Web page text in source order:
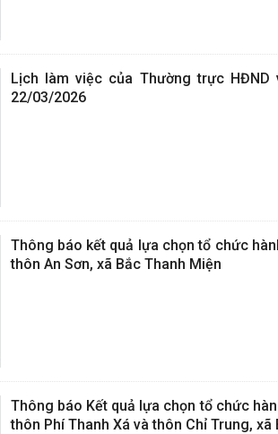
Lịch làm việc của Thường trực
22/03/2026
Thông báo kết quả lựa chọn tổ chức
thôn An Sơn, xã Bắc Thanh Miện
Thông báo Kết quả lựa chọn tổ chức
thôn Phí Thanh Xá và thôn Chỉ Trung, xã